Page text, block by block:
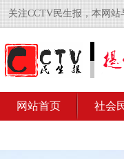
关注CCTV民生报，本网站
网站首页 社会